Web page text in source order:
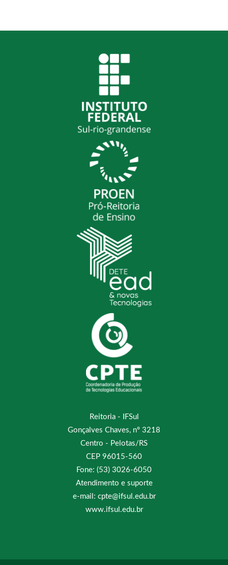
Reitoria - IFSul
Gonçalves Chaves, nº 3218
Centro - Pelotas/RS
CEP 96015-560
Fone: (53) 3026-6050
Atendimento e suporte
e-mail: cpte@ifsul.edu.br
www.ifsul.edu.br